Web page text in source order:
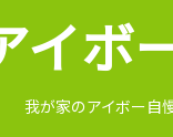
イボ
我が家のアイボー自